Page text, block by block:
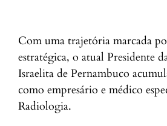
Com uma trajetória marcada
estratégica, o atual Presidente
Israelita de Pernambuco
como empresário e médico
Radiologia.